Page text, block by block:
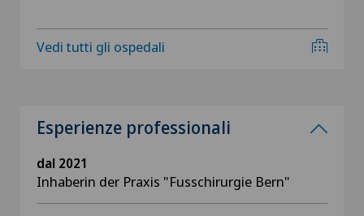
Vedi tutti gli ospedali
Esperienze professionali
dal 2021
Inhaberin der Praxis "Fusschirurgie Bern"